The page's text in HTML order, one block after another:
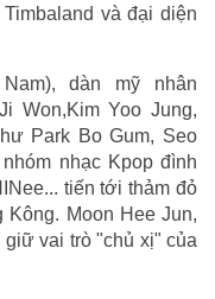
và đại diện
dàn mỹ nhân
Won,Kim Yoo Jung,
Park Bo Gum, Seo
nhạc Kpop đình
tiến tới thảm đỏ
Kông. Moon Hee Jun,
vai trò "chủ xị" của